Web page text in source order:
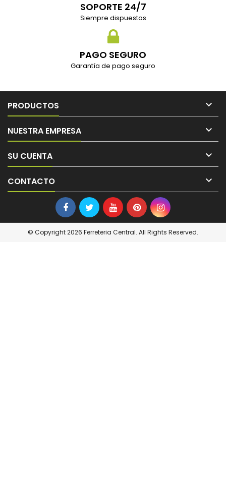
SOPORTE 24/7
Siempre dispuestos
PAGO SEGURO
Garantía de pago seguro
PRODUCTOS 
NUESTRA EMPRESA 
SU CUENTA 
CONTACTO 
© Copyright 2026 Ferreteria Central. All Rights Reserved.